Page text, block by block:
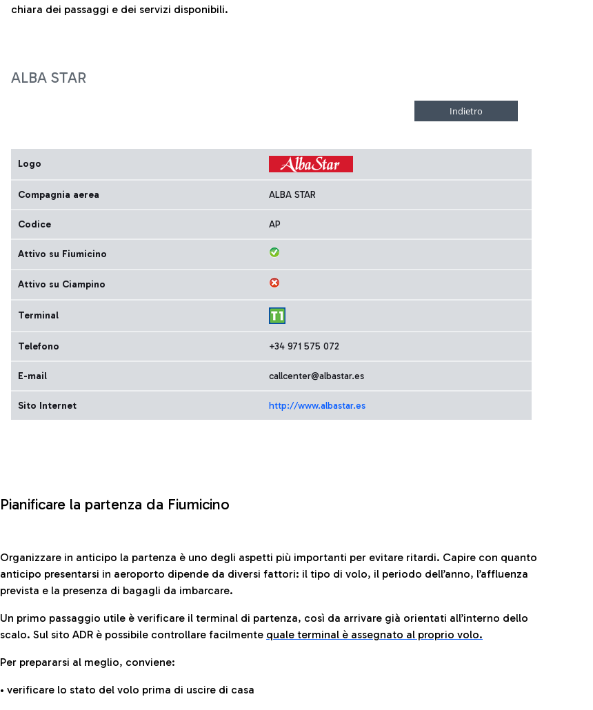
chiara dei passaggi e dei servizi disponibili.
ALBA STAR
Logo
Compagnia aerea ALBA STAR
Codice AP
Attivo su Fiumicino
Attivo su Ciampino
Terminal
Telefono +34 971 575 072
E-mail callcenter@albastar.es
Sito Internet http://www.albastar.es
Pianificare la partenza da Fiumicino
Organizzare in anticipo la partenza è uno degli aspetti più importanti per evitare ritardi. Capire con quanto
anticipo presentarsi in aeroporto dipende da diversi fattori: il tipo di volo, il periodo dell’anno, l’affluenza
prevista e la presenza di bagagli da imbarcare.
Un primo passaggio utile è verificare il terminal di partenza, così da arrivare già orientati all’interno dello
scalo. Sul sito ADR è possibile controllare facilmente quale terminal è assegnato al proprio volo.
Per prepararsi al meglio, conviene:
• verificare lo stato del volo prima di uscire di casa